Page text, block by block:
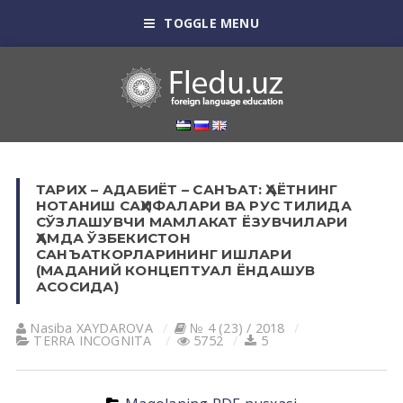
TOGGLE MENU
ТАРИХ – АДАБИЁТ – САНЪАТ: ҲАЁТНИНГ
НОТАНИШ САҲИФАЛАРИ ВА РУС ТИЛИДА
СЎЗЛАШУВЧИ МАМЛАКАТ ЁЗУВЧИЛАРИ
ҲАМДА ЎЗБЕКИСТОН
САНЪАТКОРЛАРИНИНГ ИШЛАРИ
(МАДАНИЙ КОНЦЕПТУАЛ ЁНДАШУВ
АСОСИДА)
Nasiba XАYDАROVА № 4 (23) / 2018
TERRA INCOGNITA 5752 5